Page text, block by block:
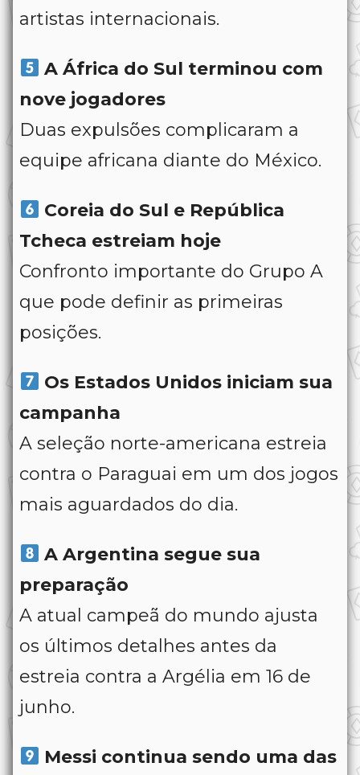
artistas internacionais.
A África do Sul terminou com
nove jogadores
Duas expulsões complicaram a
equipe africana diante do México.
Coreia do Sul e República
Tcheca estreiam hoje
Confronto importante do Grupo A
que pode definir as primeiras
posições.
Os Estados Unidos iniciam sua
campanha
A seleção norte-americana estreia
contra o Paraguai em um dos jogos
mais aguardados do dia.
A Argentina segue sua
preparação
A atual campeã do mundo ajusta
os últimos detalhes antes da
estreia contra a Argélia em 16 de
junho.
Messi continua sendo uma das